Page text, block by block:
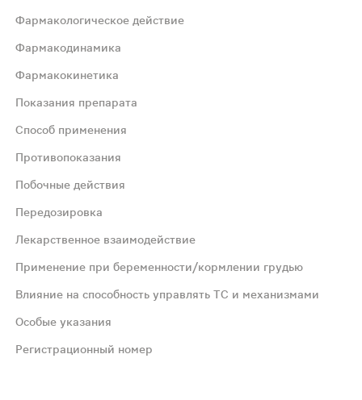
повторном приеме не кумулирует в организме.
обострения, эрозивный гастрит;
Фармакологическое действие
Фармакодинамика
Фармакокинетика
Показания препарата
Способ применения
Противопоказания
Побочные действия
Передозировка
Лекарственное взаимодействие
Применение при беременности/кормлении грудью
Влияние на способность управлять ТС и механизмами
Особые указания
Регистрационный номер